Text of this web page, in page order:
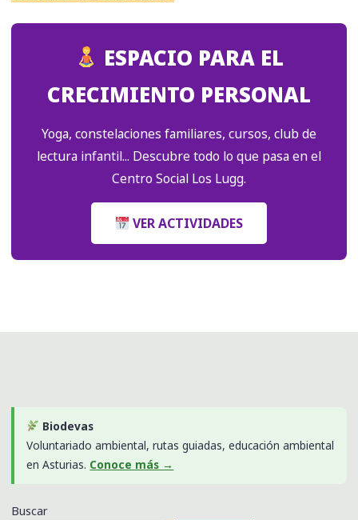
ESPACIO PARA EL
CRECIMIENTO PERSONAL
Yoga, constelaciones familiares, cursos, club de
lectura infantil... Descubre todo lo que pasa en el
Centro Social Los Lugg.
VER ACTIVIDADES
Biodevas
Voluntariado ambiental, rutas guiadas, educación ambiental
en Asturias. Conoce más →
Buscar